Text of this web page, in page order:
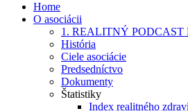
Home
O asociácii
1. REALITNÝ PODCAST
História
Ciele asociácie
Predsedníctvo
Dokumenty
Štatistiky
Index realitného